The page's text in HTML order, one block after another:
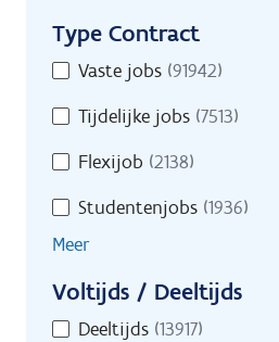
Type Contract
TypeVaste jobs (91942)
Tijdelijke jobs (7513)
Flexijob (2138)
Studentenjobs (1936)
Meer
Voltijds / Deeltijds
VoltijdsDeeltijds (13917)